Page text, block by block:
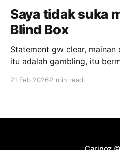
Saya tidak suka
Blind Box
Statement gw clear,
itu adalah gambling, itu
21 Feb 2026 2 min read